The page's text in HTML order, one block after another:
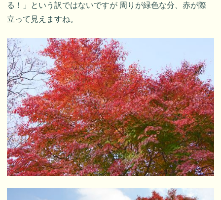
る！」という訳ではないですが 周りが緑色な分、赤が際
立って見えますね。